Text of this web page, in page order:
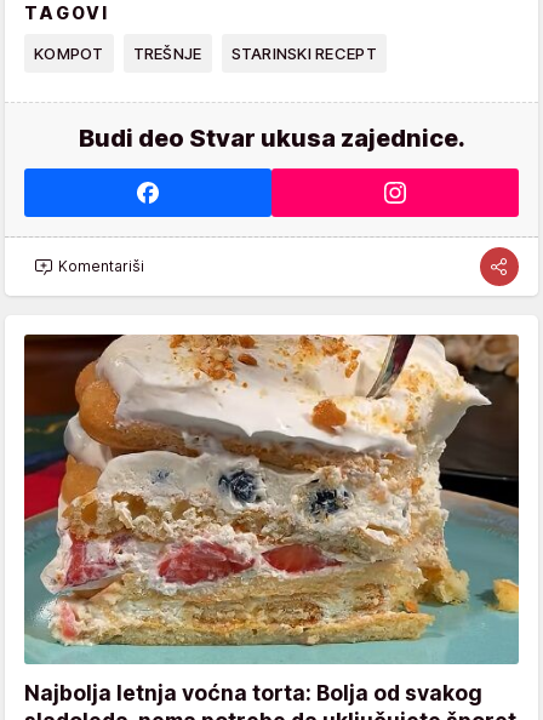
TAGOVI
KOMPOT TREŠNJE STARINSKI RECEPT
Budi deo Stvar ukusa zajednice.
Komentariši
Najbolja letnja voćna torta: Bolja od svakog